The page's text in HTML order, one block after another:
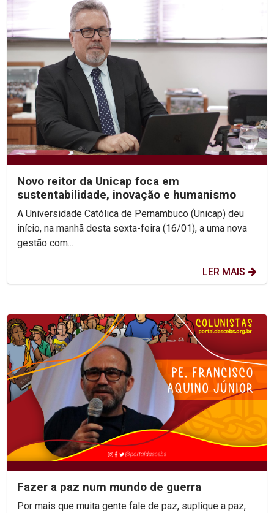
Novo reitor da Unicap foca em
sustentabilidade, inovação e humanismo
A Universidade Católica de Pernambuco (Unicap) deu
início, na manhã desta sexta-feira (16/01), a uma nova
gestão com...
LER MAIS
Fazer a paz num mundo de guerra
Por mais que muita gente fale de paz, suplique a paz,